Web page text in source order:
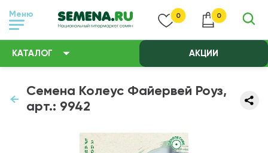
Меню 0 0
КАТАЛОГ АКЦИИ
Семена Колеус Файервей Роуз,
арт.: 9942